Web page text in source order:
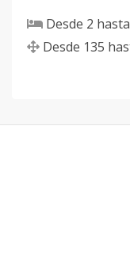
Desde 2 hasta
Desde 135